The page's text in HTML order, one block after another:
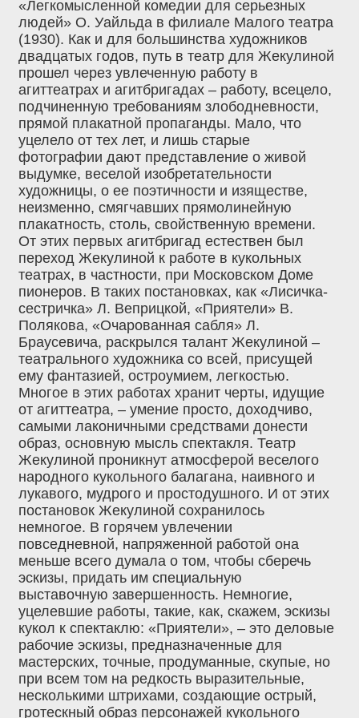
«Легкомысленной комедии для серьезных
людей» О. Уайльда в филиале Малого театра
(1930). Как и для большинства художников
двадцатых годов, путь в театр для Жекулиной
прошел через увлеченную работу в
агиттеатрах и агитбригадах – работу, всецело,
подчиненную требованиям злободневности,
прямой плакатной пропаганды. Мало, что
уцелело от тех лет, и лишь старые
фотографии дают представление о живой
выдумке, веселой изобретательности
художницы, о ее поэтичности и изяществе,
неизменно, смягчавших прямолинейную
плакатность, столь, свойственную времени.
От этих первых агитбригад естествен был
переход Жекулиной к работе в кукольных
театрах, в частности, при Московском Доме
пионеров. В таких постановках, как «Лисичка-
сестричка» Л. Веприцкой, «Приятели» В.
Полякова, «Очарованная сабля» Л.
Браусевича, раскрылся талант Жекулиной –
театрального художника со всей, присущей
ему фантазией, остроумием, легкостью.
Многое в этих работах хранит черты, идущие
от агиттеатра, – умение просто, доходчиво,
самыми лаконичными средствами донести
образ, основную мысль спектакля. Театр
Жекулиной проникнут атмосферой веселого
народного кукольного балагана, наивного и
лукавого, мудрого и простодушного. И от этих
постановок Жекулиной сохранилось
немногое. В горячем увлечении
повседневной, напряженной работой она
меньше всего думала о том, чтобы сберечь
эскизы, придать им специальную
выставочную завершенность. Немногие,
уцелевшие работы, такие, как, скажем, эскизы
кукол к спектаклю: «Приятели», – это деловые
рабочие эскизы, предназначенные для
мастерских, точные, продуманные, скупые, но
при всем том на редкость выразительные,
несколькими штрихами, создающие острый,
гротескный образ персонажей кукольного